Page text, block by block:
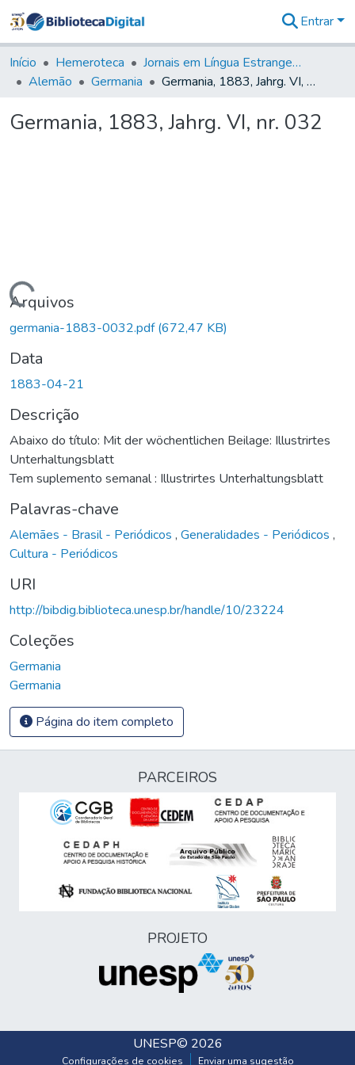
&
Coleções
Tudo na
Digital
Entrar
Início Hemeroteca
Jornais em Língua Estrangeira
Alemão
Germania Germania, 1883, Jahrg. VI, nr. 032
Germania, 1883, Jahrg. VI, nr. 032
Carregando...
Arquivos
germania-1883-0032.pdf(672,47 KB)
Data
1883-04-21
Descrição
Abaixo do título: Mit der wöchentlichen Beilage: Illustrirtes
Unterhaltungsblatt
Tem suplemento semanal : Illustrirtes Unterhaltungsblatt
Palavras-chave
Alemães - Brasil - Periódicos , Generalidades - Periódicos ,
Cultura - Periódicos
URI
http://bibdig.biblioteca.unesp.br/handle/10/23224
Coleções
Germania
Germania
Página do item completo
PARCEIROS
PROJETO
UNESP© 2026
Configurações de cookies Enviar uma sugestão